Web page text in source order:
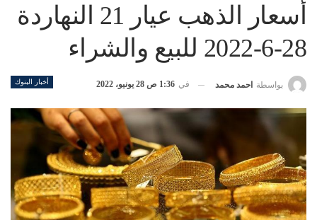
أسعار الذهب عيار 21 النهاردة
28-6-2022 للبيع والشراء
أخبار البنوك بواسطة احمد محمد في 1:36 ص 28 يونيو، 2022